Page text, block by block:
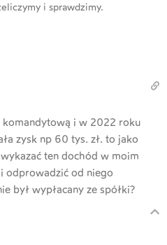
i sprawdzimy.
komandytową i w 2022 roku
zysk np 60 tys. zł. to jako
ten dochód w moim
odprowadzić od niego
był wypłacany ze spółki?